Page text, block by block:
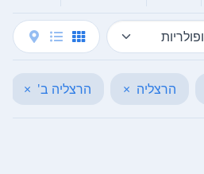
הרצליה × הרצליה ב' ×